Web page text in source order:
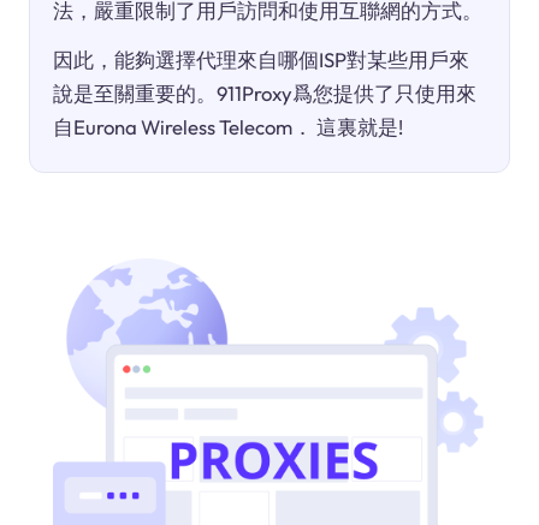
法，嚴重限制了用戶訪問和使用互聯網的方式。
因此，能夠選擇代理來自哪個ISP對某些用戶來
說是至關重要的。911Proxy爲您提供了只使用來
自Eurona Wireless Telecom． 這裏就是!